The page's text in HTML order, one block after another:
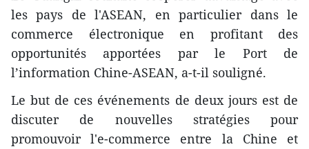
les pays de l'ASEAN, en particulier dans le
commerce électronique en profitant des
opportunités apportées par le Port de
l’information Chine-ASEAN, a-t-il souligné.
Le but de ces événements de deux jours est de
discuter de nouvelles stratégies pour
promouvoir l'e-commerce entre la Chine et